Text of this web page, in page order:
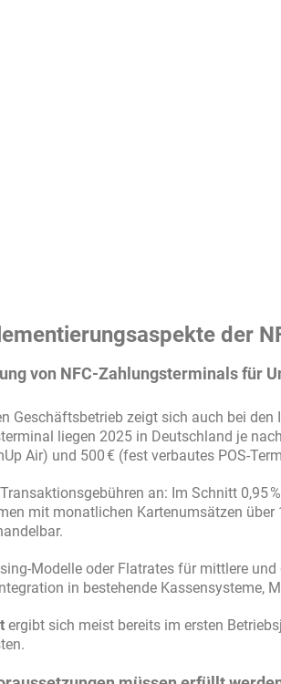
der
von NFC-Zahlungsterminals für
Geschäftsbetrieb zeigt sich auch bei
liegen 2025 in Deutschland je
Air) und 500 € (fest verbautes POS-
an: Im Schnitt 0,95
mit monatlichen Kartenumsätzen
Modelle oder Flatrates für mittlere
in bestehende Kassensysteme,
ergibt sich meist bereits im ersten